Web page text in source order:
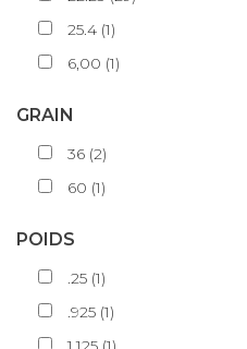
25.4 (1)
6,00 (1)
GRAIN
36 (2)
60 (1)
POIDS
.25 (1)
.925 (1)